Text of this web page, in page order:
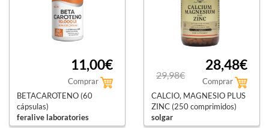
11,00€
Comprar
BETACAROTENO (60
cápsulas)
feralive laboratories
29,98€
28,48€
Comprar
CALCIO, MAGNESIO PLUS
ZINC (250 comprimidos)
solgar